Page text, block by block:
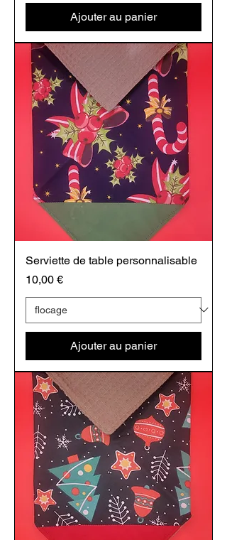
Ajouter au panier
Serviette de table personnalisable
Prix
10,00 €
Ajouter au panier